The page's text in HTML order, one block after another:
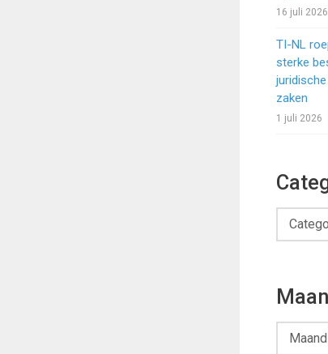
16 juli 2026
TI-NL
sterke
zaken
1 juli 2026